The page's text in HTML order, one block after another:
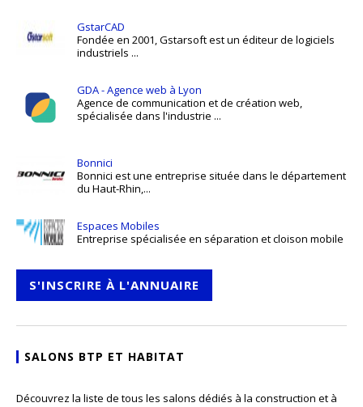
GstarCAD
Fondée en 2001, Gstarsoft est un éditeur de logiciels
industriels ...
GDA - Agence web à Lyon
Agence de communication et de création web,
spécialisée dans l'industrie ...
Bonnici
Bonnici est une entreprise située dans le département
du Haut-Rhin,...
Espaces Mobiles
Entreprise spécialisée en séparation et cloison mobile
S'INSCRIRE À L'ANNUAIRE
SALONS BTP ET HABITAT
Découvrez la liste de tous les salons dédiés à la construction et à